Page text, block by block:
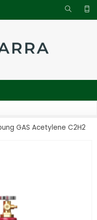
GAS Acetylene C2H2